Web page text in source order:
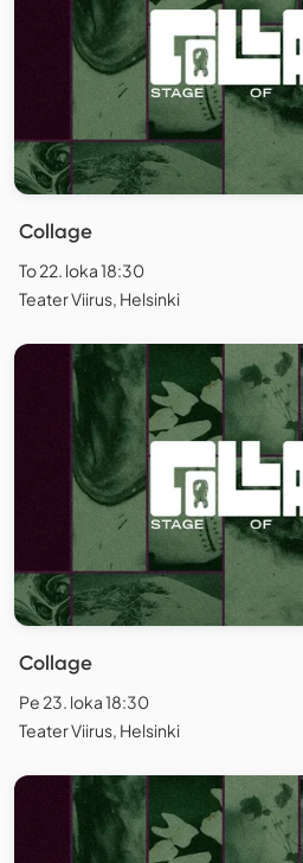
Collage
To 22. loka 18:30
Teater Viirus, Helsinki
Collage
Pe 23. loka 18:30
Teater Viirus, Helsinki